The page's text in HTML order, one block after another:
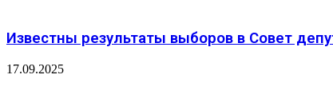
Известны результаты выборов в Совет
17.09.2025